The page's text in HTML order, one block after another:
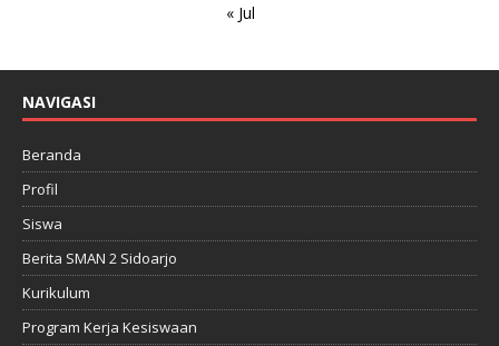
« Jul
NAVIGASI
Beranda
Profil
Siswa
Berita SMAN 2 Sidoarjo
Kurikulum
Program Kerja Kesiswaan